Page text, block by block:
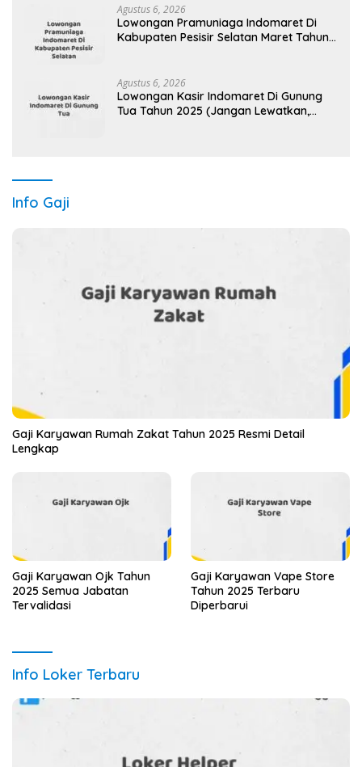
Agustus 6, 2026
Lowongan Pramuniaga Indomaret Di
Kabupaten Pesisir Selatan Maret Tahun
Agustus 6, 2026
Lowongan Kasir Indomaret Di Gunung
Tua Tahun 2025 (Jangan Lewatkan,
Info Gaji
Gaji Karyawan Rumah Zakat Tahun 2025 Resmi Detail
Lengkap
Gaji Karyawan Ojk Tahun
2025 Semua Jabatan
Tervalidasi
Gaji Karyawan Vape Store
Tahun 2025 Terbaru
Diperbarui
Info Loker Terbaru